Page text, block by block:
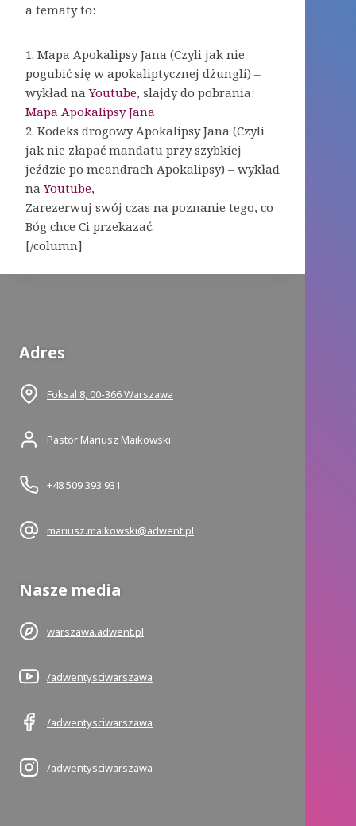
a tematy to:
1. Mapa Apokalipsy Jana (Czyli jak nie
pogubić się w apokaliptycznej dżungli) –
wykład naYoutube, slajdy do pobrania:
Mapa Apokalipsy Jana
2. Kodeks drogowy Apokalipsy Jana (Czyli
jak nie złapać mandatu przy szybkiej
jeździe po meandrach Apokalipsy) – wykład
naYoutube,
Zarezerwuj swój czas na poznanie tego, co
Bóg chce Ci przekazać.
[/column]
Adres
Foksal 8, 00-366 Warszawa
Pastor Mariusz Maikowski
+48 509 393 931
mariusz.maikowski@adwent.pl
Nasze media
warszawa.adwent.pl
/adwentysciwarszawa
/adwentysciwarszawa
/adwentysciwarszawa